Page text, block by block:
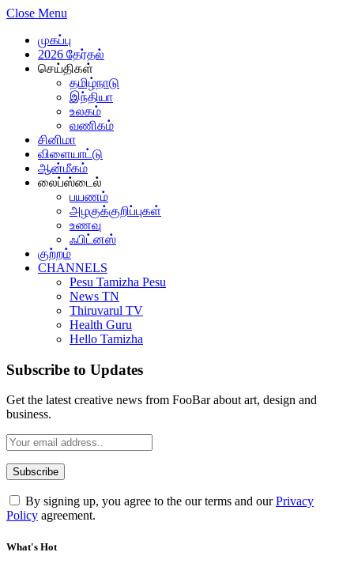
Close Menu
முகப்பு
2026 தேர்தல்
செய்திகள்
தமிழ்நாடு
இந்தியா
உலகம்
வணிகம்
சினிமா
விளையாட்டு
ஆன்மீகம்
லைப்ஸ்டைல்
பயணம்
அழகுக்குறிப்புகள்
உணவு
ஃபிட்னஸ்
குற்றம்
CHANNELS
Pesu Tamizha Pesu
News TN
Thiruvarul TV
Health Guru
Hello Tamizha
Subscribe to Updates
Get the latest creative news from FooBar about art, design and
business.
By signing up, you agree to the our terms and ourPrivacy
Policy agreement.
What's Hot